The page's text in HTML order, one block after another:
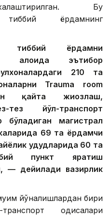
Бу
тиббий ёрдамнинг
ёрдамни
алоҳида эътибор
210 та
Trauma room
қайта жиҳозлаш,
тез йўл-транспорт
бўладиган магистрал
69 та ёрдамчи
ҳудудларида 60 та
пункт яратиш
— дейилади вазирлик
йўналишлардан бири
ҳодисалари